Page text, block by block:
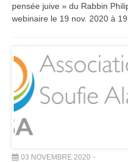
pensée juive » du Rabbin
webinaire le 19 nov. 2020 à
03 NOVEMBRE 2020